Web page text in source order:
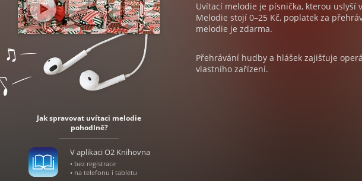
Jak spravovat uvítaci melodie
pohodlně?
V aplikaci O2 Knihovna
• bez registrace
• na telefonu i tabletu
Uvítací melodie je písnička, kterou uslyší
Melodie stojí 0–25 Kč, poplatek za
melodie je zdarma.
Přehrávání hudby a hlášek zajišťuje
vlastního zařízení.